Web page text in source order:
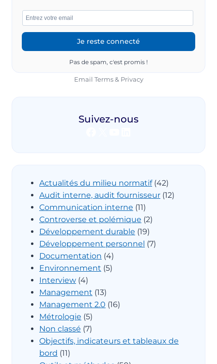
Pas de spam, c'est promis !
Email Terms& Privacy
Suivez-nous
Actualités du milieu normatif(42)
Audit interne, audit fournisseur (12)
Communication interne (11)
Controverse et polémique (2)
Développement durable (19)
Développement personnel (7)
Documentation (4)
Environnement (5)
Interview (4)
Management (13)
Management 2.0 (16)
Métrologie (5)
Non classé (7)
Objectifs, indicateurs et tableaux de
bord (11)